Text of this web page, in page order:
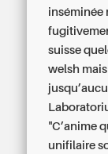
inséminée
suisse
welsh
"C’anime
unifilaire